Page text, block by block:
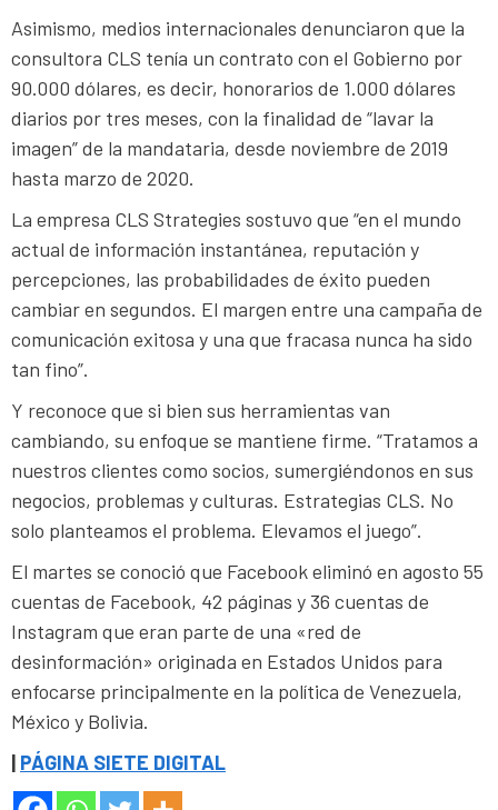
Asimismo, medios internacionales denunciaron que la
consultora CLS tenía un contrato con el Gobierno por
90.000 dólares, es decir, honorarios de 1.000 dólares
diarios por tres meses, con la finalidad de “lavar la
imagen” de la mandataria, desde noviembre de 2019
hasta marzo de 2020.
La empresa CLS Strategies sostuvo que “en el mundo
actual de información instantánea, reputación y
percepciones, las probabilidades de éxito pueden
cambiar en segundos. El margen entre una campaña de
comunicación exitosa y una que fracasa nunca ha sido
tan fino”.
Y reconoce que si bien sus herramientas van
cambiando, su enfoque se mantiene firme. “Tratamos a
nuestros clientes como socios, sumergiéndonos en sus
negocios, problemas y culturas. Estrategias CLS. No
solo planteamos el problema. Elevamos el juego”.
El martes se conoció que Facebook eliminó en agosto 55
cuentas de Facebook, 42 páginas y 36 cuentas de
Instagram que eran parte de una «red de
desinformación» originada en Estados Unidos para
enfocarse principalmente en la política de Venezuela,
México y Bolivia.
| PÁGINA SIETE DIGITAL